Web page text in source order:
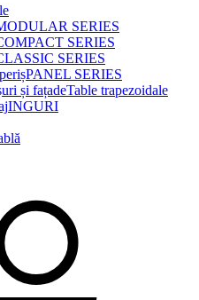
SERIES
SERIES
SERIES
PANEL SERIES
și fațadeTable trapezoidale
INGURI